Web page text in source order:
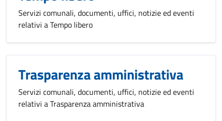
Servizi comunali, documenti, uffici, notizie ed eventi
relativi a Tempo libero
Trasparenza amministrativa
Servizi comunali, documenti, uffici, notizie ed eventi
relativi a Trasparenza amministrativa